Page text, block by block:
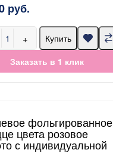
руб.
+
Купить
Заказать в 1 клик
фольгированное
цвета розовое
с индивидуальной